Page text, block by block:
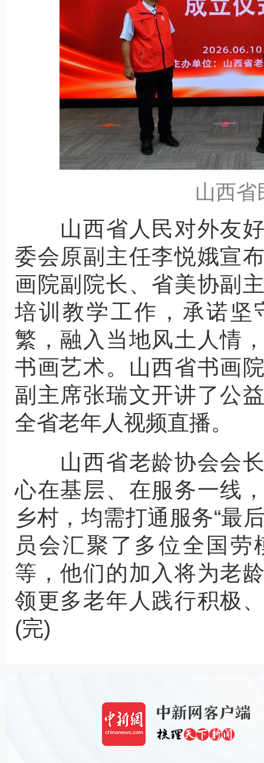
山西省
山西省人民对外友好
委会原副主任李悦娥宣
画院副院长、省美协副
培训教学工作，承诺坚
繁，融入当地风土人情
书画艺术。山西省书画
副主席张瑞文开讲了公
全省老年人视频直播。
山西省老龄协会会长
心在基层、在服务一线
乡村，均需打通服务“最
员会汇聚了多位全国
等，他们的加入将为老
领更多老年人践行积极
(完)